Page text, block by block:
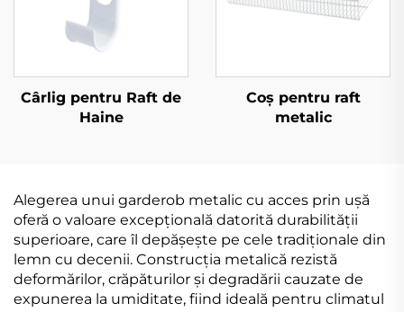
Cârlig pentru Raft de
Haine
Coș pentru raft
metalic
Alegerea unui garderob metalic cu acces prin ușă
oferă o valoare excepțională datorită durabilității
superioare, care îl depășește pe cele tradiționale din
lemn cu decenii. Construcția metalică rezistă
deformărilor, crăpăturilor și degradării cauzate de
expunerea la umiditate, fiind ideală pentru climatul